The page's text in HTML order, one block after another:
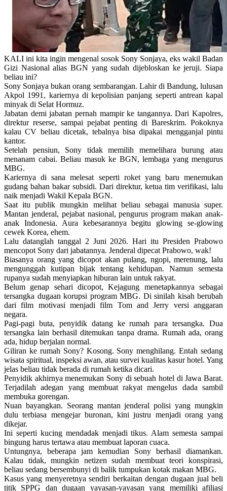
KALI ini kita ingin mengenal sosok Sony Sonjaya, eks wakil Badan
Gizi Nasional alias BGN yang sudah dijebloskan ke jeruji. Siapa
beliau ini?
Sony Sonjaya bukan orang sembarangan. Lahir di Bandung, lulusan
Akpol 1991, kariernya di kepolisian panjang seperti antrean kapal
minyak di Selat Hormuz.
Jabatan demi jabatan pernah mampir ke tangannya. Dari Kapolres,
direktur reserse, sampai pejabat penting di Bareskrim. Pokoknya
kalau CV beliau dicetak, tebalnya bisa dipakai mengganjal pintu
kantor.
Setelah pensiun, Sony tidak memilih memelihara burung atau
menanam cabai. Beliau masuk ke BGN, lembaga yang mengurus
MBG.
Kariernya di sana melesat seperti roket yang baru menemukan
gudang bahan bakar subsidi. Dari direktur, ketua tim verifikasi, lalu
naik menjadi Wakil Kepala BGN.
Saat itu publik mungkin melihat beliau sebagai manusia super.
Mantan jenderal, pejabat nasional, pengurus program makan anak-
anak Indonesia. Aura kebesarannya begitu glowing se-glowing
cewek Korea, ehem.
Lalu datanglah tanggal 2 Juni 2026. Hari itu Presiden Prabowo
mencopot Sony dari jabatannya. Jenderal dipecat Prabowo, wak!
Biasanya orang yang dicopot akan pulang, ngopi, merenung, lalu
mengunggah kutipan bijak tentang kehidupan. Namun semesta
rupanya sudah menyiapkan hiburan lain untuk rakyat.
Belum genap sehari dicopot, Kejagung menetapkannya sebagai
tersangka dugaan korupsi program MBG. Di sinilah kisah berubah
dari film motivasi menjadi film Tom and Jerry versi anggaran
negara.
Pagi-pagi buta, penyidik datang ke rumah para tersangka. Dua
tersangka lain berhasil ditemukan tanpa drama. Rumah ada, orang
ada, hidup berjalan normal.
Giliran ke rumah Sony? Kosong. Sony menghilang. Entah sedang
wisata spiritual, inspeksi awan, atau survei kualitas kasur hotel. Yang
jelas beliau tidak berada di rumah ketika dicari.
Penyidik akhirnya menemukan Sony di sebuah hotel di Jawa Barat.
Terjadilah adegan yang membuat rakyat mengelus dada sambil
membuka gorengan.
Nuan bayangkan. Seorang mantan jenderal polisi yang mungkin
dulu terbiasa mengejar buronan, kini justru menjadi orang yang
dikejar.
Ini seperti kucing mendadak menjadi tikus. Alam semesta sampai
bingung harus tertawa atau membuat laporan cuaca.
Untungnya, beberapa jam kemudian Sony berhasil diamankan.
Kalau tidak, mungkin netizen sudah membuat teori konspirasi,
beliau sedang bersembunyi di balik tumpukan kotak makan MBG.
Kasus yang menyeretnya sendiri berkaitan dengan dugaan jual beli
titik SPPG dan dugaan yayasan-yayasan yang memiliki afiliasi